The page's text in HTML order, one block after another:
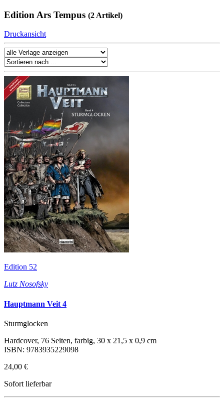
Edition Ars Tempus (2 Artikel)
Druckansicht
Edition 52
Lutz Nosofsky
Hauptmann Veit 4
Sturmglocken
Hardcover, 76 Seiten, farbig, 30 x 21,5 x 0,9 cm
ISBN: 9783935229098
24,00 €
Sofort lieferbar